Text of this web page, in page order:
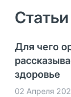
Статьи
Для чего
здоровье
02 Апреля